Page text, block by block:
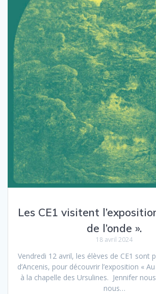
Les CE1 visitent
de l’onde ».
18 avril 2024
Vendredi 12 avril, les élèves de CE1 sont
d’Ancenis, pour découvrir l’exposition «
à la chapelle des Ursulines. Jennifer
nous…